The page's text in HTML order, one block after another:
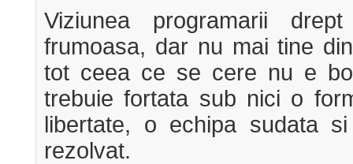
Viziunea programarii
frumoasa, dar nu mai tine
tot ceea ce se cere nu e
trebuie fortata sub nici o
libertate, o echipa sudata
rezolvat.